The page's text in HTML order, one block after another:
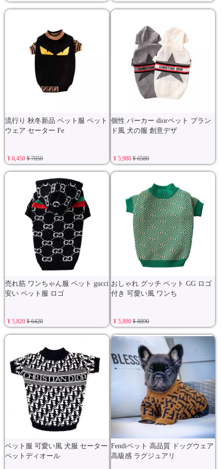
流行り 秋冬新品 ペット服 ペット
ウェア セーター Fe
¥ 6,450¥ 7050
個性 パーカー diorペット ブラン
ド風 犬の服 創意デザ
¥ 5,980¥ 6580
売れ筋 ワンちゃん服 ペット gucci
安い ペット服 ロゴ
¥ 5,820¥ 6420
おしゃれ グッチ ペット GG ロゴ
付き 可愛い風 ワンち
¥ 5,880¥ 8890
ペット服 可愛い風 犬服 セーター
ペットディオール
Fendiペット 高品質 ドッグウェア
高級感 ラグジュアリ